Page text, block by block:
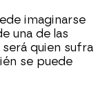
imaginarse
una de las
quien sufra
se puede